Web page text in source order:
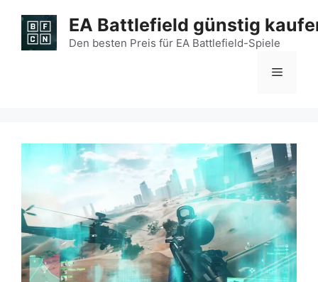
Inhalt
springen
EA Battlefield günstig
Den besten Preis für EA Battlefield-Spiele
Menü